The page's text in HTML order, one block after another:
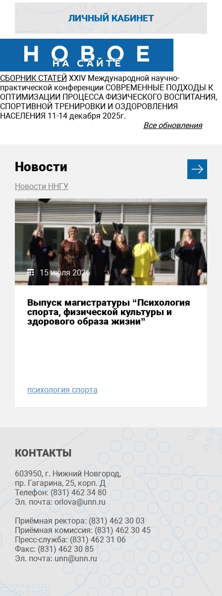
ЛИЧНЫЙ КАБИНЕТ
СБОРНИК СТАТЕЙ ХXIV Международной научно-
практической конференции СОВРЕМЕННЫЕ ПОДХОДЫ К
ОПТИМИЗАЦИИ ПРОЦЕССА ФИЗИЧЕСКОГО ВОСПИТАНИЯ,
СПОРТИВНОЙ ТРЕНИРОВКИ И ОЗДОРОВЛЕНИЯ
НАСЕЛЕНИЯ 11-14 декабря 2025г.
Все обновления
Новости
Новости ННГУ
15 июля 2026
Выпуск магистратуры “Психология
спорта, физической культуры и
здорового образа жизни”
психология спорта
КОНТАКТЫ
603950, г. Нижний Новгород,
пр. Гагарина, 25, корп. Д
Телефон: (831) 462 34 80
Эл. почта: orlova@unn.ru
Приёмная ректора: (831) 462 30 03
Приёмная комиссия: (831) 462 30 45
Пресс-служба: (831) 462 31 06
Факс: (831) 462 30 85
Эл. почта: unn@unn.ru